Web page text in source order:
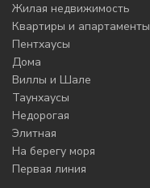
Жилая недвижимость
Квартиры и апартаменты
Пентхаусы
Дома
Виллы и Шале
Таунхаусы
Недорогая
Элитная
На берегу моря
Первая линия